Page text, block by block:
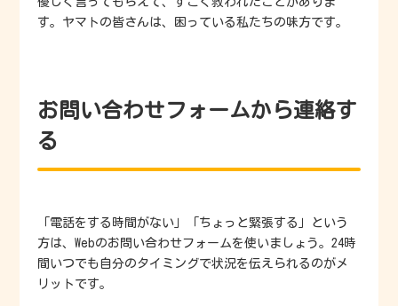
す。ヤマトの皆さんは、困っている私たちの味方です。
お問い合わせフォームから連絡す
る
「電話をする時間がない」「ちょっと緊張する」という
方は、Webのお問い合わせフォームを使いましょう。24時
間いつでも自分のタイミングで状況を伝えられるのがメ
リットです。